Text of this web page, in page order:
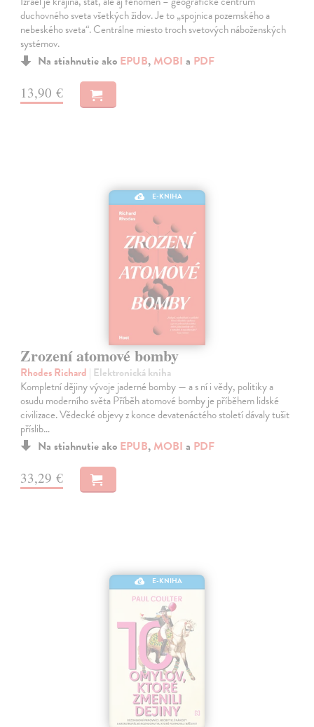
duchovného sveta všetkých židov. Je to „spojnica pozemského a
nebeského sveta“. Centrálne miesto troch svetových náboženských
systémov.
Na stiahnutie ako EPUB, MOBI a PDF
13,90 €
E-KNIHA
Zrození atomové bomby
Rhodes Richard | Elektronická kniha
Kompletní dějiny vývoje jaderné bomby — a s ní i vědy, politiky a
osudu moderního světa Příběh atomové bomby je příběhem lidské
civilizace. Vědecké objevy z konce devatenáctého století dávaly tušit
příslib…
Na stiahnutie ako EPUB, MOBI a PDF
33,29 €
E-KNIHA